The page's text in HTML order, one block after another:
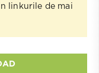
linkurile de mai